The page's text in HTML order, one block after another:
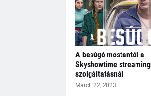
A besúgó mostantól a
Skyshowtime streaming
szolgáltatásnál
March 22, 2023